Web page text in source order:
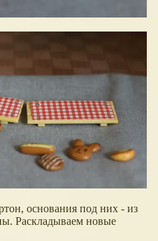
основания под них - из
Раскладываем новые